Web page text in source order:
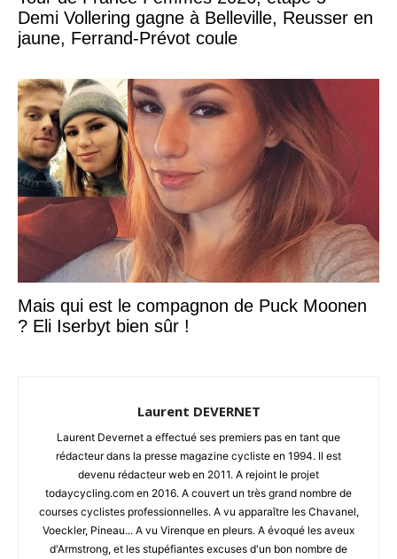
Demi Vollering gagne à Belleville, Reusser en
jaune, Ferrand-Prévot coule
Mais qui est le compagnon de Puck Moonen
? Eli Iserbyt bien sûr !
Laurent DEVERNET
Laurent Devernet a effectué ses premiers pas en tant que
rédacteur dans la presse magazine cycliste en 1994. Il est
devenu rédacteur web en 2011. A rejoint le projet
todaycycling.com en 2016. A couvert un très grand nombre de
courses cyclistes professionnelles. A vu apparaître les Chavanel,
Voeckler, Pineau... A vu Virenque en pleurs. A évoqué les aveux
d'Armstrong, et les stupéfiantes excuses d'un bon nombre de